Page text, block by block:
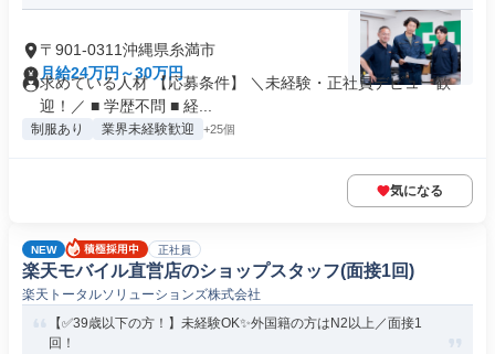
〒901-0311沖縄県糸満市
月給24万円～30万円
求めている人材 【応募条件】 ＼未経験・正社員デビュー歓
迎！／ ■ 学歴不問 ■ 経...
制服あり 業界未経験歓迎 +25個
気になる
NEW 正社員
楽天モバイル直営店のショップスタッフ(面接1回)
楽天トータルソリューションズ株式会社
【✅39歳以下の方！】未経験OK✨外国籍の方はN2以上／面接1
回！